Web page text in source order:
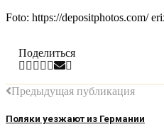
Foto: https://depositphotos.com/
Поделиться
Предыдущая публикация
Поляки уезжают из Германии